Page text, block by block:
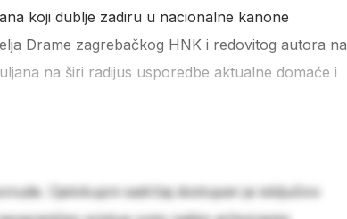
koji dublje zadiru u nacionalne kanone
Drame zagrebačkog HNK i redovitog autora na
na širi radijus usporedbe aktualne domaće i
Cjelokupni sadržaj dostupan je isključivo